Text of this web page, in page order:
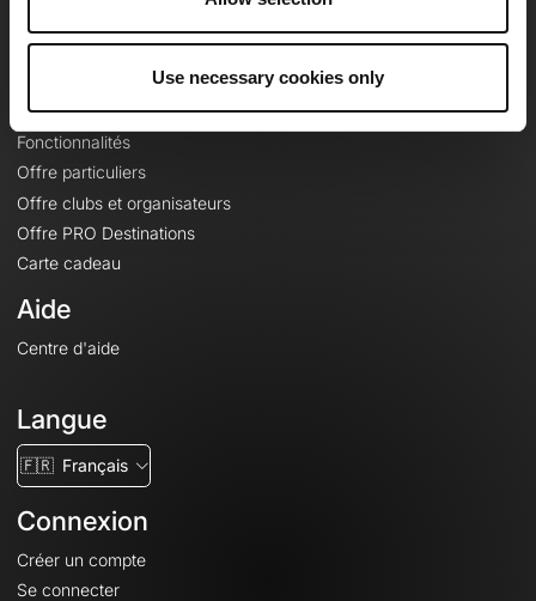
Use necessary cookies only
Le Mag'
Fonds de cartes topographiques
Fonctionnalités
Offre particuliers
Offre clubs et organisateurs
Offre PRO Destinations
Carte cadeau
Aide
Centre d'aide
Langue
🇫🇷 Français
Connexion
Créer un compte
Se connecter